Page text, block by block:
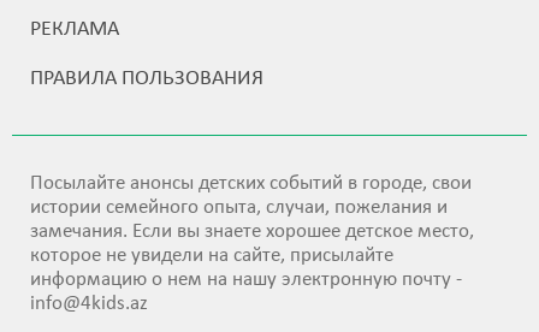
РЕКЛАМА
ПРАВИЛА ПОЛЬЗОВАНИЯ
Посылайте анонсы детских событий в городе, свои
истории семейного опыта, случаи, пожелания и
замечания. Если вы знаете хорошее детское место,
которое не увидели на сайте, присылайте
информацию о нем на нашу электронную почту -
info@4kids.az